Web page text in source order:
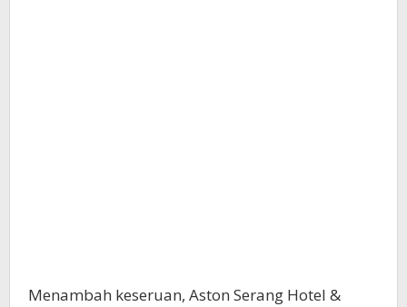
Menambah keseruan, Aston Serang Hotel &